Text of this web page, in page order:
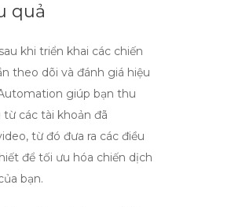
quả
khi triển khai các chiến
theo dõi và đánh giá hiệu
giúp bạn thu
từ các tài khoản đã
từ đó đưa ra các điều
để tối ưu hóa chiến dịch
bạn.